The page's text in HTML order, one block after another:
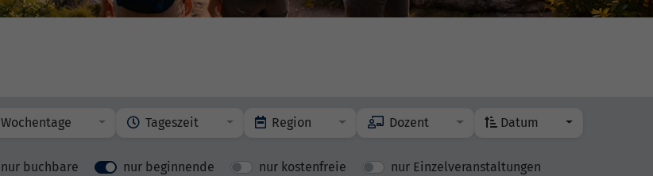
Wochentage Tageszeit Region Dozent Datum
nur buchbare nur beginnende nur kostenfreie nur Einzelveranstaltungen